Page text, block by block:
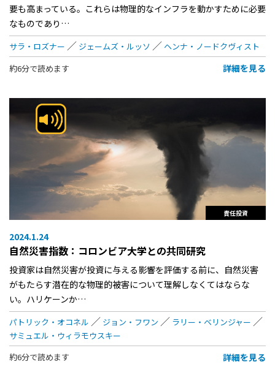
要も高まっている。これらは物理的なインフラを動かすために必要
なものであり…
サラ・ロズナー ジェームズ・ルッソ
ヘンナ・ノードクヴィスト
約6分で読めます
詳細を見る
責任投資
2024.1.24
自然災害指数：コロンビア大学との共同研究
投資家は自然災害が投資に与える影響を評価する前に、自然災害
がもたらす潜在的な物理的被害について理解しなくてはならな
い。ハリケーンか…
パトリック・オコネル ジョン・フワン
ラリー・ベリンジャー
サミュエル・ウィラモウスキー
約6分で読めます
詳細を見る